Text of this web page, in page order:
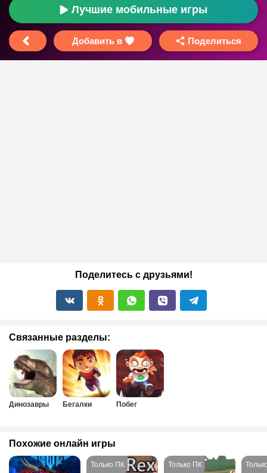
Лучшие мобильные игры
Добавить в Поделиться
Поделитесь с друзьями!
Связанные разделы:
Динозавры Бегалки Побег
Похожие онлайн игры